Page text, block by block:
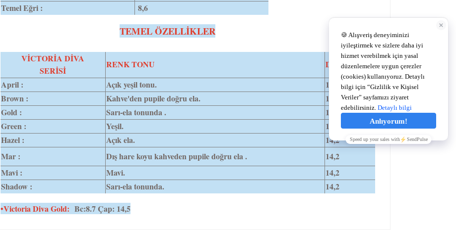
Temel Eğri :
8,6
TEMEL ÖZELLİKLER
VİCTORİA DİVA
SERİSİ
RENK TONU
DIA
April :
Açık yeşil tonu.
14,2
Brown :
Kahve'den pupile doğru ela.
14,2
Gold :
Sarı-ela tonunda .
14,2
Green :
Yeşil.
14,2
Hazel :
Açık ela.
14,2
Mar :
Dış hare koyu kahveden pupile doğru ela .
14,2
Mavi :
Mavi.
14,2
Shadow :
Sarı-ela tonunda.
14,2
•Victoria Diva Gold: Bc:8.7 Çap: 14,5